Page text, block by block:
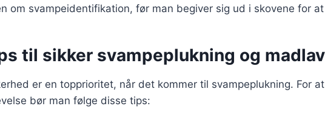
om svampeidentifikation, før man begiver sig ud i skovene for
til sikker svampeplukning og
er en topprioritet, når det kommer til svampeplukning. For
bør man følge disse tips: